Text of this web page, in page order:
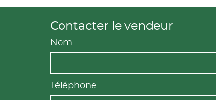
Contacter le vendeur
Nom
Téléphone